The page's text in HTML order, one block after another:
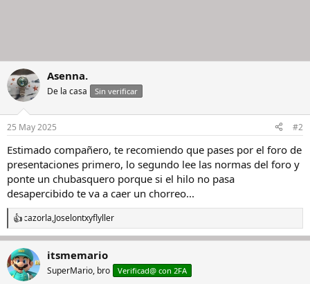
Asenna.
De la casa Sin verificar
25 May 2025 #2
Estimado compañero, te recomiendo que pases por el foro de
presentaciones primero, lo segundo lee las normas del foro y
ponte un chubasquero porque si el hilo no pasa
desapercibido te va a caer un chorreo...
R
e
a
c
c
i
cazorla,Joselontxyflyller
itsmemario
SuperMario, bro Verificad@ con 2FA